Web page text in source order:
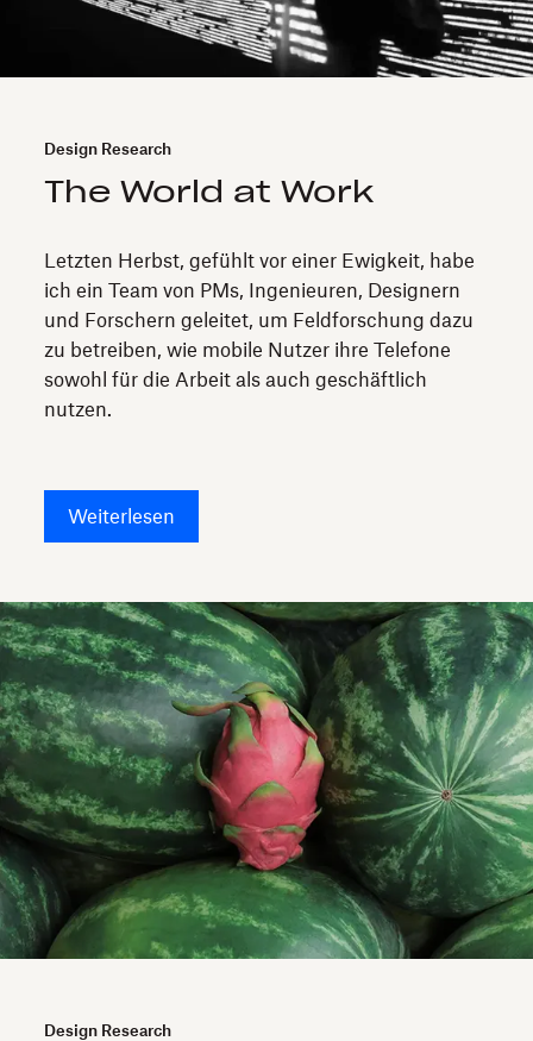
Design Research
The World at Work
Letzten Herbst, gefühlt vor einer Ewigkeit, habe
ich ein Team von PMs, Ingenieuren, Designern
und Forschern geleitet, um Feldforschung dazu
zu betreiben, wie mobile Nutzer ihre Telefone
sowohl für die Arbeit als auch geschäftlich
nutzen.
Weiterlesen
Design Research